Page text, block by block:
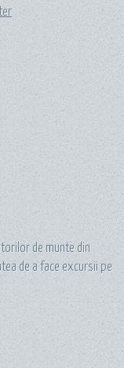
de munte din
de a face excursii pe